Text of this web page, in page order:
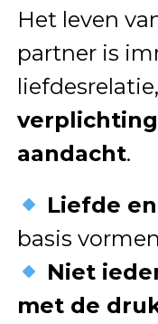
Het leven
partner is
aandacht.
Liefde
basis
Niet
met de